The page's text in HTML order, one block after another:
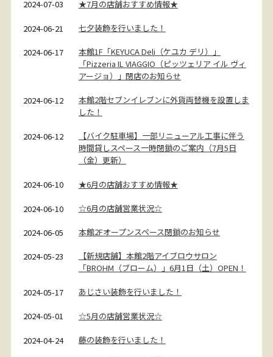
2024-07-03 ★7月の店舗おすすめ情報★
2024-06-21 七夕装飾を行いました！
2024-06-17
本館1F「KEYUCA Deli（ケユカ デリ）」
「Pizzeria IL VIAGGIO（ピッツェリア イル ヴィ
アージョ）」閉店のお知らせ
2024-06-12
本館2階セブンイレブンに外貨両替機を設置しま
した！
2024-06-12
【バイク駐車場】一部リニューアル工事に伴う
時間貸しスペース一時閉鎖のご案内（7月5日
（金）更新）
2024-06-10 ★6月の店舗おすすめ情報★
2024-06-10 ☆6月の店舗営業状況☆
2024-06-05 本館2Fオープンスペース閉鎖のお知らせ
2024-05-23
【新規店舗】本館2階アイブロウサロン
「BROHM（ブローム）」6月1日（土）OPEN！
2024-05-17 あじさい装飾を行いました！
2024-05-01 ☆5月の店舗営業状況☆
2024-04-24 藤の装飾を行いました！